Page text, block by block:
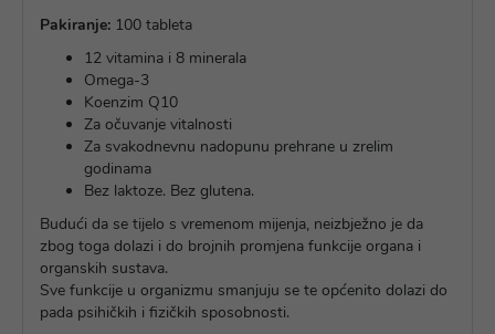
Pakiranje: 100 tableta
12 vitamina i 8 minerala
Omega-3
Koenzim Q10
Za očuvanje vitalnosti
Za svakodnevnu nadopunu prehrane u zrelim
godinama
Bez laktoze. Bez glutena.
Budući da se tijelo s vremenom mijenja, neizbježno je da
zbog toga dolazi i do brojnih promjena funkcije organa i
organskih sustava.
Sve funkcije u organizmu smanjuju se te općenito dolazi do
pada psihičkih i fizičkih sposobnosti.